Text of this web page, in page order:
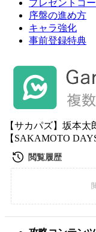
プレゼントコ
序盤の進め方
キャラ強化
事前登録特典
【サカパズ】坂本
【SAKAMOTO